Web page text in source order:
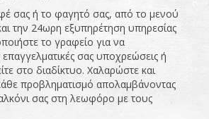
σας ή το φαγητό σας, από το μενού
την 24ωρη εξυπηρέτηση υπηρεσίας
το γραφείο για να
επαγγελματικές σας υποχρεώσεις ή
στο διαδίκτυο. Χαλαρώστε και
προβληματισμό απολαμβάνοντας
σας στη λεωφόρο με τους